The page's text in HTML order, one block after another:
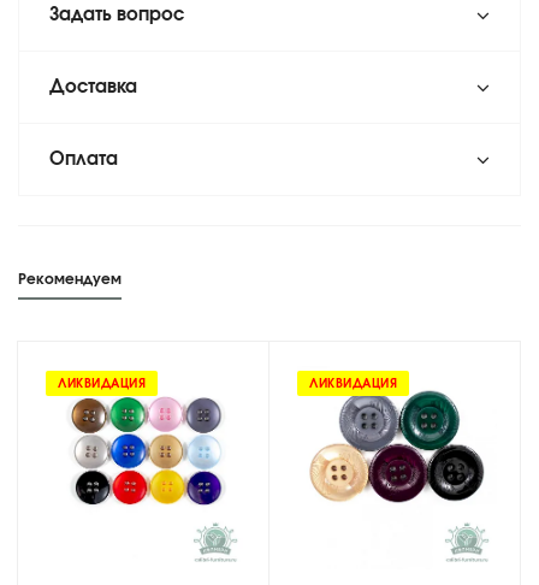
Задать вопрос
Доставка
Оплата
Рекомендуем
ЛИКВИДАЦИЯ ЛИКВИДАЦИЯ